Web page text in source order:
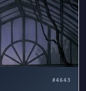
#4643